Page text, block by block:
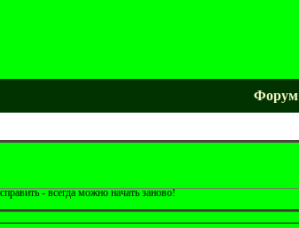
Форум
- всегда можно начать заново!